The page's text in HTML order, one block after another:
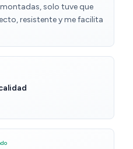
solo tuve que
resistente y me facilita